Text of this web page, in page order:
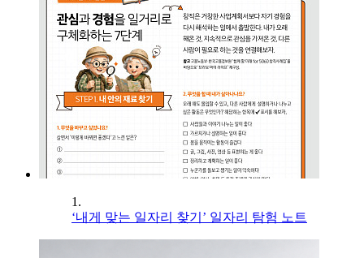
1.
‘내게 맞는 일자리 찾기’ 일자리 탐험 노트